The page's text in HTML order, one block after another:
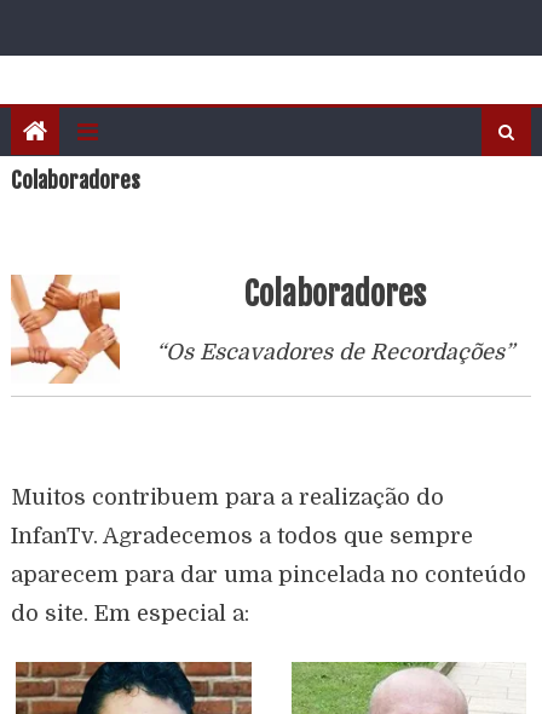
Colaboradores
Colaboradores
“Os Escavadores de Recordações”
Muitos contribuem para a realização do
InfanTv. Agradecemos a todos que sempre
aparecem para dar uma pincelada no conteúdo
do site. Em especial a: